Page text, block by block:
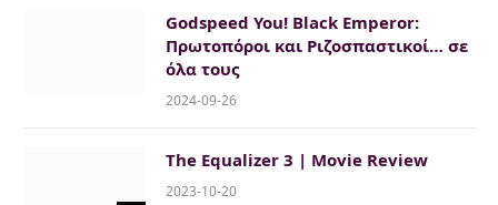
Godspeed You! Black Emperor:
Πρωτοπόροι και Ριζοσπαστικοί… σε
όλα τους
2024-09-26
The Equalizer 3 | Movie Review
2023-10-20